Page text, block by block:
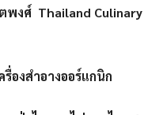
พงศ์ Thailand Culinary
องสำอางออร์แกนิก